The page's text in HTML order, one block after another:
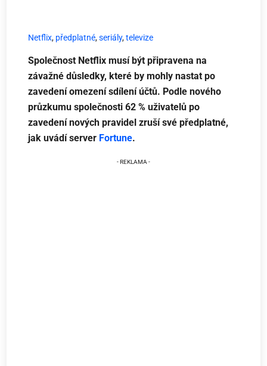
Netflix, předplatné,seriály,televize
Společnost Netflix musí být připravena na
závažné důsledky, které by mohly nastat po
zavedení omezení sdílení účtů. Podle nového
průzkumu společnosti 62 % uživatelů po
zavedení nových pravidel zruší své předplatné,
jak uvádí server Fortune.